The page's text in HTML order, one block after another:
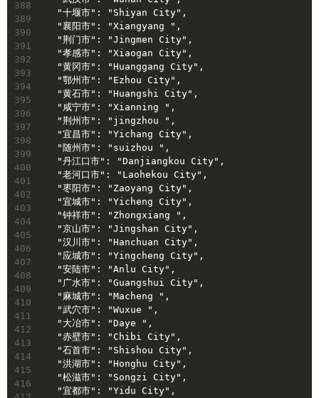
388
389
390
391
392
393
394
395
396
397
398
399
400
401
402
403
404
405
406
407
408
409
410
411
412
413
414
415
416
  "十堰市": "Shiyan City",
  "襄阳市": "Xiangyang ",
  "荆门市": "Jingmen City",
  "孝感市": "Xiaogan City",
  "黄冈市": "Huanggang City",
  "鄂州市": "Ezhou City",
  "黄石市": "Huangshi City",
  "咸宁市": "Xianning ",
  "荆州市": "jingzhou ",
  "宜昌市": "Yichang City",
  "随州市": "suizhou ",
  "丹江口市": "Danjiangkou City",
  "老河口市": "Laohekou City",
  "枣阳市": "Zaoyang City",
  "宜城市": "Yicheng City",
  "钟祥市": "Zhongxiang ",
  "京山市": "Jingshan City",
  "汉川市": "Hanchuan City",
  "应城市": "Yingcheng City",
  "安陆市": "Anlu City",
  "广水市": "Guangshui City",
  "麻城市": "Macheng ",
  "武穴市": "Wuxue ",
  "大冶市": "Daye ",
  "赤壁市": "Chibi City",
  "石首市": "Shishou City",
  "洪湖市": "Honghu City",
  "松滋市": "Songzi City",
  "宜都市": "Yidu City",